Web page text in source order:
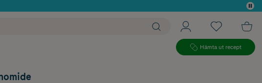
Hämta ut recept